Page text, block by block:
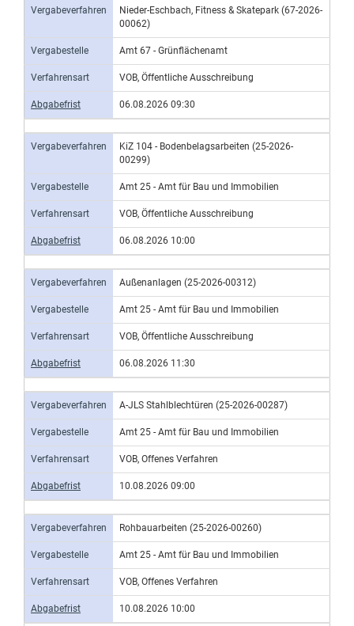
Vergabeverfahren
Nieder-Eschbach, Fitness & Skatepark (67-2026-
00062)
Vergabestelle Amt 67 - Grünflächenamt
Verfahrensart VOB, Öffentliche Ausschreibung
Abgabefrist 06.08.2026 09:30
Vergabeverfahren
KiZ 104 - Bodenbelagsarbeiten (25-2026-
00299)
Vergabestelle Amt 25 - Amt für Bau und Immobilien
Verfahrensart VOB, Öffentliche Ausschreibung
Abgabefrist 06.08.2026 10:00
Vergabeverfahren Außenanlagen (25-2026-00312)
Vergabestelle Amt 25 - Amt für Bau und Immobilien
Verfahrensart VOB, Öffentliche Ausschreibung
Abgabefrist 06.08.2026 11:30
Vergabeverfahren A-JLS Stahlblechtüren (25-2026-00287)
Vergabestelle Amt 25 - Amt für Bau und Immobilien
Verfahrensart VOB, Offenes Verfahren
Abgabefrist 10.08.2026 09:00
Vergabeverfahren Rohbauarbeiten (25-2026-00260)
Vergabestelle Amt 25 - Amt für Bau und Immobilien
Verfahrensart VOB, Offenes Verfahren
Abgabefrist 10.08.2026 10:00